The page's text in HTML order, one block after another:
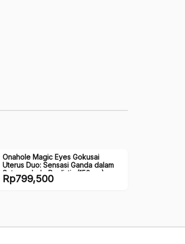
Onahole Magic Eyes Gokusai
Uterus Duo: Sensasi Ganda dalam
Satu onahole Realistis (150mm)
Rp799,500